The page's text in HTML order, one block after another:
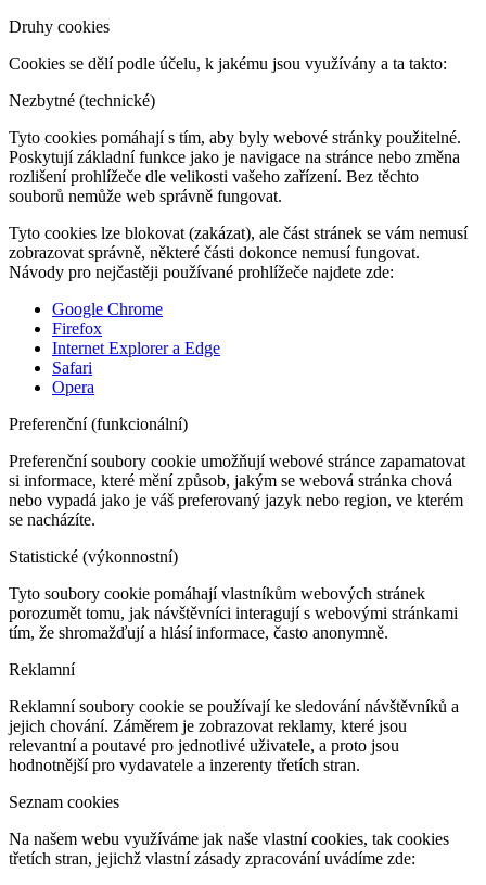
Druhy cookies
Cookies se dělí podle účelu, k jakému jsou využívány a ta takto:
Nezbytné (technické)
Tyto cookies pomáhají s tím, aby byly webové stránky použitelné.
Poskytují základní funkce jako je navigace na stránce nebo změna
rozlišení prohlížeče dle velikosti vašeho zařízení. Bez těchto
souborů nemůže web správně fungovat.
Tyto cookies lze blokovat (zakázat), ale část stránek se vám nemusí
zobrazovat správně, některé části dokonce nemusí fungovat.
Návody pro nejčastěji používané prohlížeče najdete zde:
Google Chrome
Firefox
Internet Explorer a Edge
Safari
Opera
Preferenční (funkcionální)
Preferenční soubory cookie umožňují webové stránce zapamatovat
si informace, které mění způsob, jakým se webová stránka chová
nebo vypadá jako je váš preferovaný jazyk nebo region, ve kterém
se nacházíte.
Statistické (výkonnostní)
Tyto soubory cookie pomáhají vlastníkům webových stránek
porozumět tomu, jak návštěvníci interagují s webovými stránkami
tím, že shromažďují a hlásí informace, často anonymně.
Reklamní
Reklamní soubory cookie se používají ke sledování návštěvníků a
jejich chování. Záměrem je zobrazovat reklamy, které jsou
relevantní a poutavé pro jednotlivé uživatele, a proto jsou
hodnotnější pro vydavatele a inzerenty třetích stran.
Seznam cookies
Na našem webu využíváme jak naše vlastní cookies, tak cookies
třetích stran, jejichž vlastní zásady zpracování uvádíme zde: